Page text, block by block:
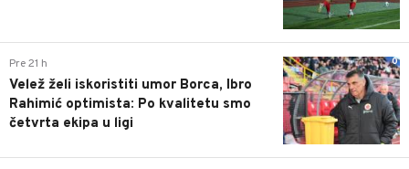
0
Pre 21 h
Velež želi iskoristiti umor Borca, Ibro
Rahimić optimista: Po kvalitetu smo
četvrta ekipa u ligi